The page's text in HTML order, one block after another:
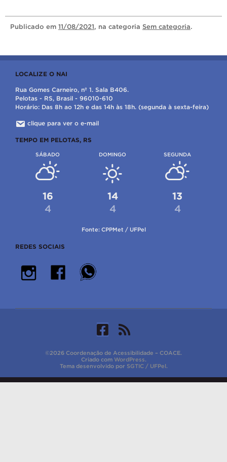
Publicado em 11/08/2021, na categoria Sem categoria.
LOCALIZE O NAI
Rua Gomes Carneiro, nº 1. Sala B406.
Pelotas - RS, Brasil - 96010-610
Horário: Das 8h ao 12h e das 14h às 18h. (segunda à sexta-feira)
clique para ver o e-mail
TEMPO EM PELOTAS, RS
SÁBADO
16
4
DOMINGO
14
4
SEGUNDA
13
4
Fonte: CPPMet / UFPel
REDES SOCIAIS
©2026 Coordenação de Acessibilidade – COACE.
Criado com WordPress.
Tema desenvolvido por SGTIC / UFPel.